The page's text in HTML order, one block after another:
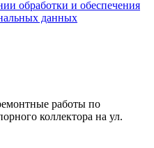
обработки и обеспечения
данных
работы по
коллектора на ул.